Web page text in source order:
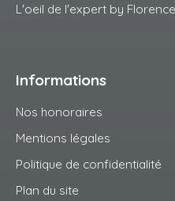
L'oeil de l'expert by
Informations
Nos honoraires
Mentions légales
Politique de confidentialité
Plan du site